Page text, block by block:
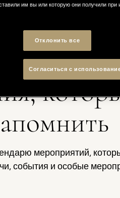
мероприятий,
события и особые
им вы или которую они получили при
Отклонить все
Согласиться с